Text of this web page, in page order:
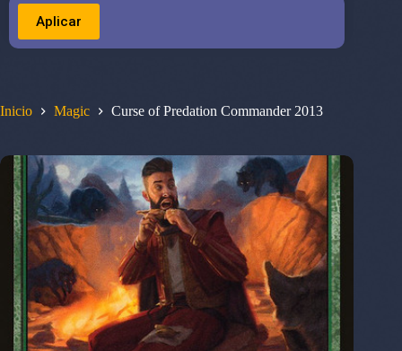
Inicio Magic Curse of Predation Commander 2013
Aplicar